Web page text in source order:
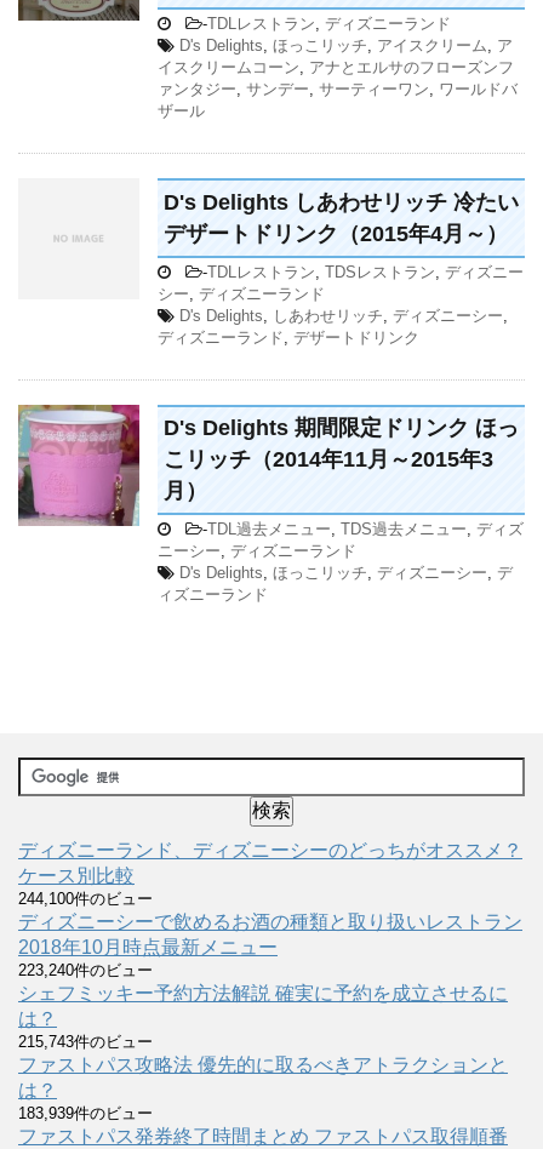
-TDLレストラン, ディズニーランド
D's Delights, ほっこリッチ, アイスクリーム, ア
イスクリームコーン, アナとエルサのフローズンフ
ァンタジー, サンデー, サーティーワン, ワールドバ
ザール
D's Delights しあわせリッチ 冷たい
デザートドリンク（2015年4月～）
-TDLレストラン TDSレストラン ディズニー
シー ディズニーランド
D's Delights
しあわせリッチ ディズニーシー
ディズニーランド デザートドリンク
D's Delights 期間限定ドリンク ほっ
こリッチ（2014年11月～2015年3
月）
-TDL過去メニュー TDS過去メニュー ディズ
ニーシー ディズニーランド
D's Delights ほっこリッチ ディズニーシー デ
ィズニーランド
ディズニーランド、ディズニーシーのどっちがオススメ？
ケース別比較
244,100件のビュー
ディズニーシーで飲めるお酒の種類と取り扱いレストラン
2018年10月時点最新メニュー
223,240件のビュー
シェフミッキー予約方法解説 確実に予約を成立させるに
は？
215,743件のビュー
ファストパス攻略法 優先的に取るべきアトラクションと
は？
183,939件のビュー
ファストパス発券終了時間まとめ ファストパス取得順番